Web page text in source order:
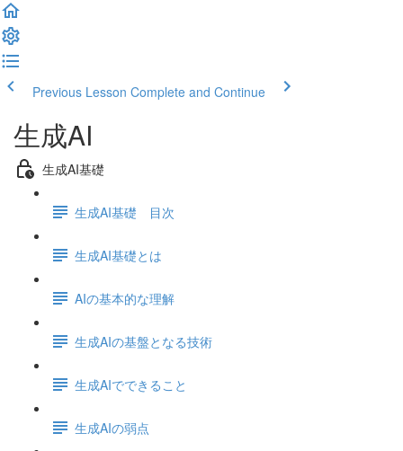
Previous Lesson Complete and Continue
生成AI
生成AI基礎
生成AI基礎 目次
生成AI基礎とは
AIの基本的な理解
生成AIの基盤となる技術
生成AIでできること
生成AIの弱点